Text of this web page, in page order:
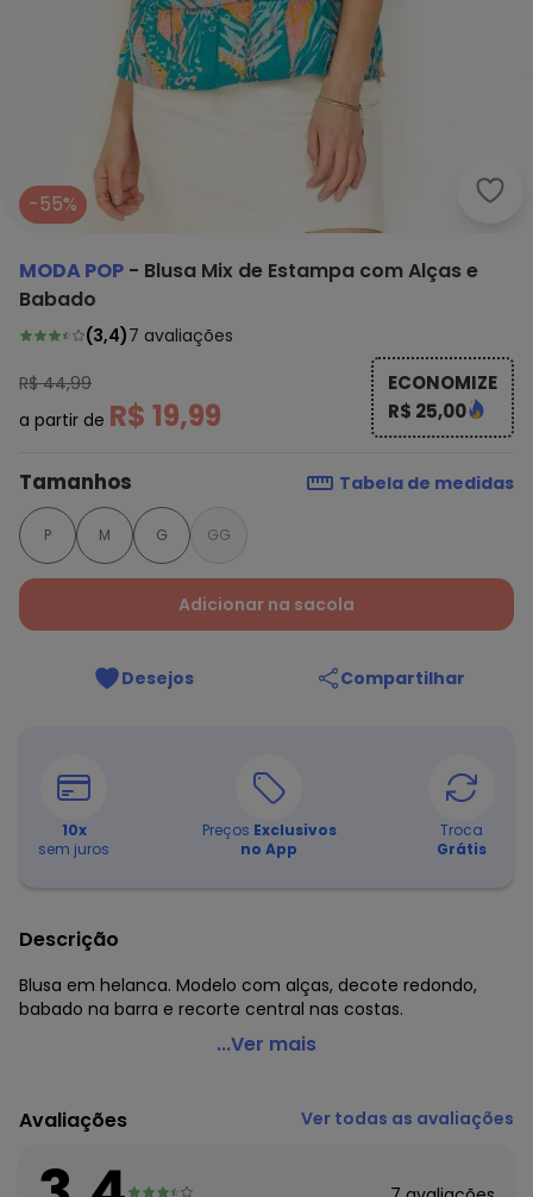
-55%
MODA POP - Blusa Mix de Estampa com Alças e
Babado
(3,4)7 avaliações
R$ 44,99
a partir de R$ 19,99
ECONOMIZE
R$ 25,00
Tamanhos Tabela de medidas
P M G GG
Adicionar na sacola
Desejos Compartilhar
10x
sem juros
Preços Exclusivos
no App
Troca
Grátis
Descrição
Blusa em helanca. Modelo com alças, decote redondo,
babado na barra e recorte central nas costas.
Moda Pop - Blusa Mix de Estampa com Alças e Babado
Decote frente: Redondo
Complemento: Alça; babado; recorte central nas costas
Composição: Conforme imagem etiqueta
...Ver mais
Avaliações Ver todas as avaliações